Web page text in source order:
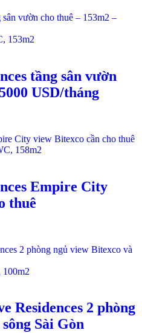
, 153m2
tầng sân vườn
USD/tháng
, 158m2
Empire City
thuê
100m2
Residences 2 phòng
Sài Gòn